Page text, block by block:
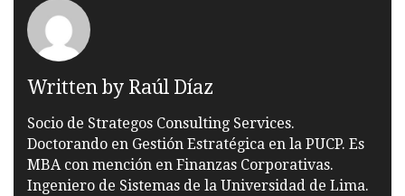
Written by Raúl Díaz
Socio de Strategos Consulting Services.
Doctorando en Gestión Estratégica en la PUCP. Es
MBA con mención en Finanzas Corporativas.
Ingeniero de Sistemas de la Universidad de Lima.